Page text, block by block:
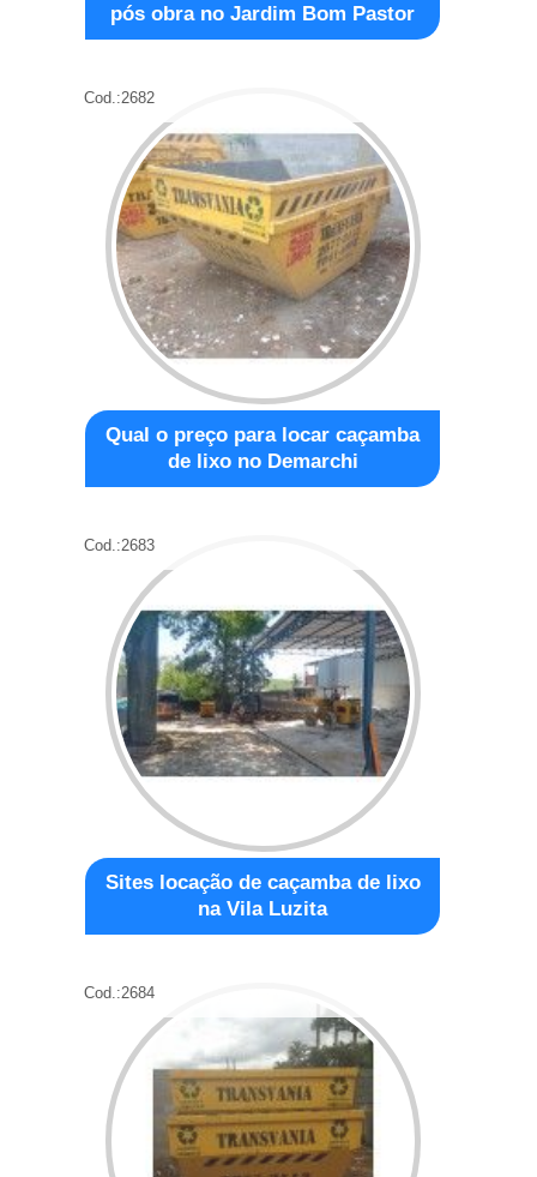
pós obra no Jardim Bom Pastor
Cod.:2682
Qual o preço para locar caçamba
de lixo no Demarchi
Cod.:2683
Sites locação de caçamba de lixo
na Vila Luzita
Cod.:2684